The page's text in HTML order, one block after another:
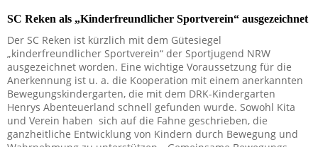
SC Reken als „Kinderfreundlicher Sportverein“ ausgezeichnet
Der SC Reken ist kürzlich mit dem Gütesiegel
„kinderfreundlicher Sportverein“ der Sportjugend NRW
ausgezeichnet worden. Eine wichtige Voraussetzung für die
Anerkennung ist u. a. die Kooperation mit einem anerkannten
Bewegungskindergarten, die mit dem DRK-Kindergarten
Henrys Abenteuerland schnell gefunden wurde. Sowohl Kita
und Verein haben sich auf die Fahne geschrieben, die
ganzheitliche Entwicklung von Kindern durch Bewegung und